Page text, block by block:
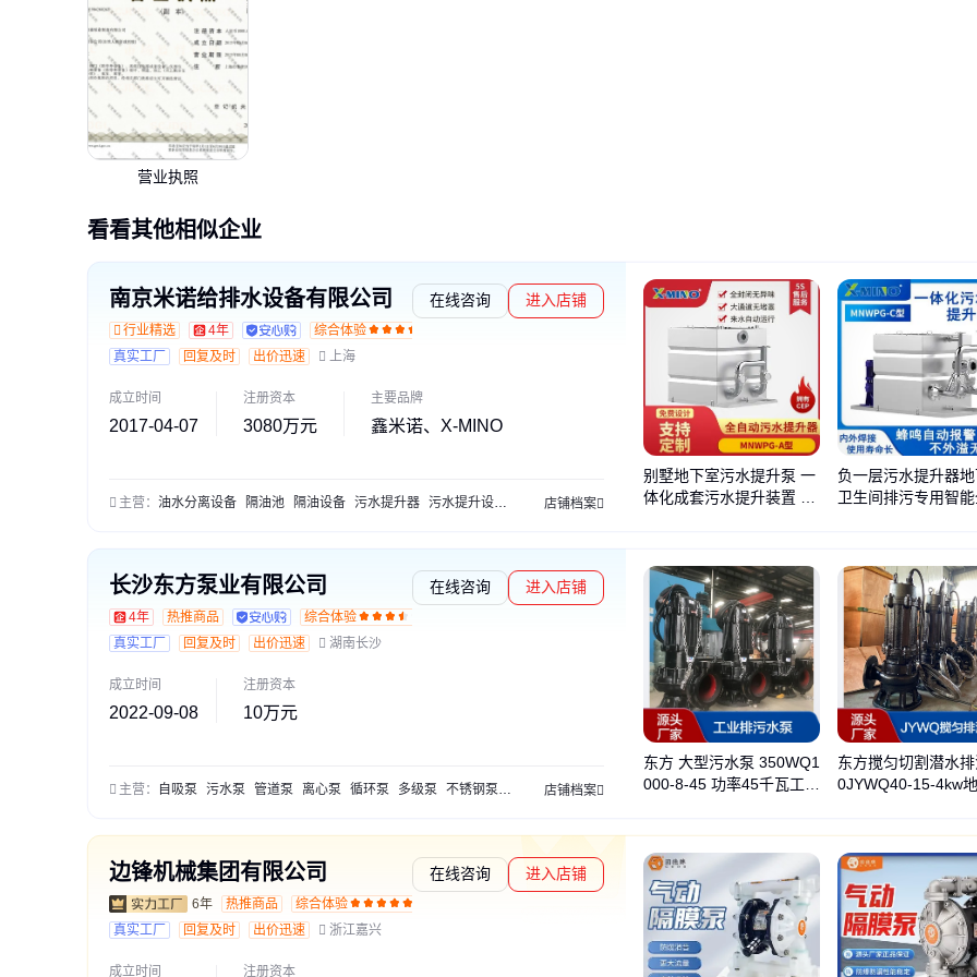
营业执照
看看其他相似企业
南京米诺给排水设备有限公司
行业精选 4年 综合体验
在线咨询 进入店铺
真实工厂 回复及时 出价迅速 上海
成立时间
2017-04-07
注册资本
3080万元
主要品牌
鑫米诺、X-MINO
主营： 油水分离设备 隔油池 隔油设备 污水提升器 污水提升设备 隔油提升设备 隔油提升一体化设备 油水分离器 餐饮油水分离器 隔油器 餐
店铺档案
别墅地下室污水提升泵 一
体化成套污水提升装置 自
负一层污水提升器
卫生间排污专用智
长沙东方泵业有限公司
4年 热推商品 综合体验
在线咨询 进入店铺
真实工厂 回复及时 出价迅速 湖南长沙
成立时间
2022-09-08
注册资本
10万元
主营： 自吸泵 污水泵 管道泵 离心泵 循环泵 多级泵 不锈钢泵 排污泵 潜污泵 液下泵 增压泵 加压泵 立式泵 清水泵 卧式泵 污水
店铺档案
东方 大型污水泵 350WQ1
000-8-45 功率45千瓦工业
东方搅匀切割潜水
0JYWQ40-15-4kw
边锋机械集团有限公司
6年 热推商品 综合体验
在线咨询 进入店铺
真实工厂 回复及时 出价迅速 浙江嘉兴
成立时间 注册资本